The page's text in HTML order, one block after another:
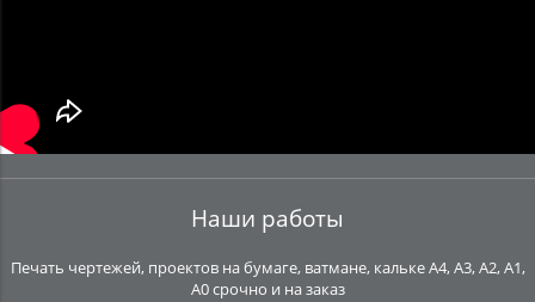
Наши работы
Печать чертежей, проектов на бумаге, ватмане, кальке А4, А3, А2, А1,
А0 срочно и на заказ